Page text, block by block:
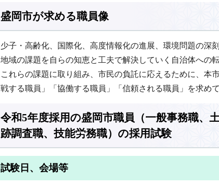
盛岡市が求める職員像
少子・高齢化、国際化、高度情報化の進展、環境問題の深
地域の課題を自らの知恵と工夫で解決していく自治体への
これらの課題に取り組み、市民の負託に応えるために、本
戦する職員」「協働する職員」「信頼される職員」を求めて
令和5年度採用の盛岡市職員（一般事務職、
跡調査職、技能労務職）の採用試験
試験日、会場等